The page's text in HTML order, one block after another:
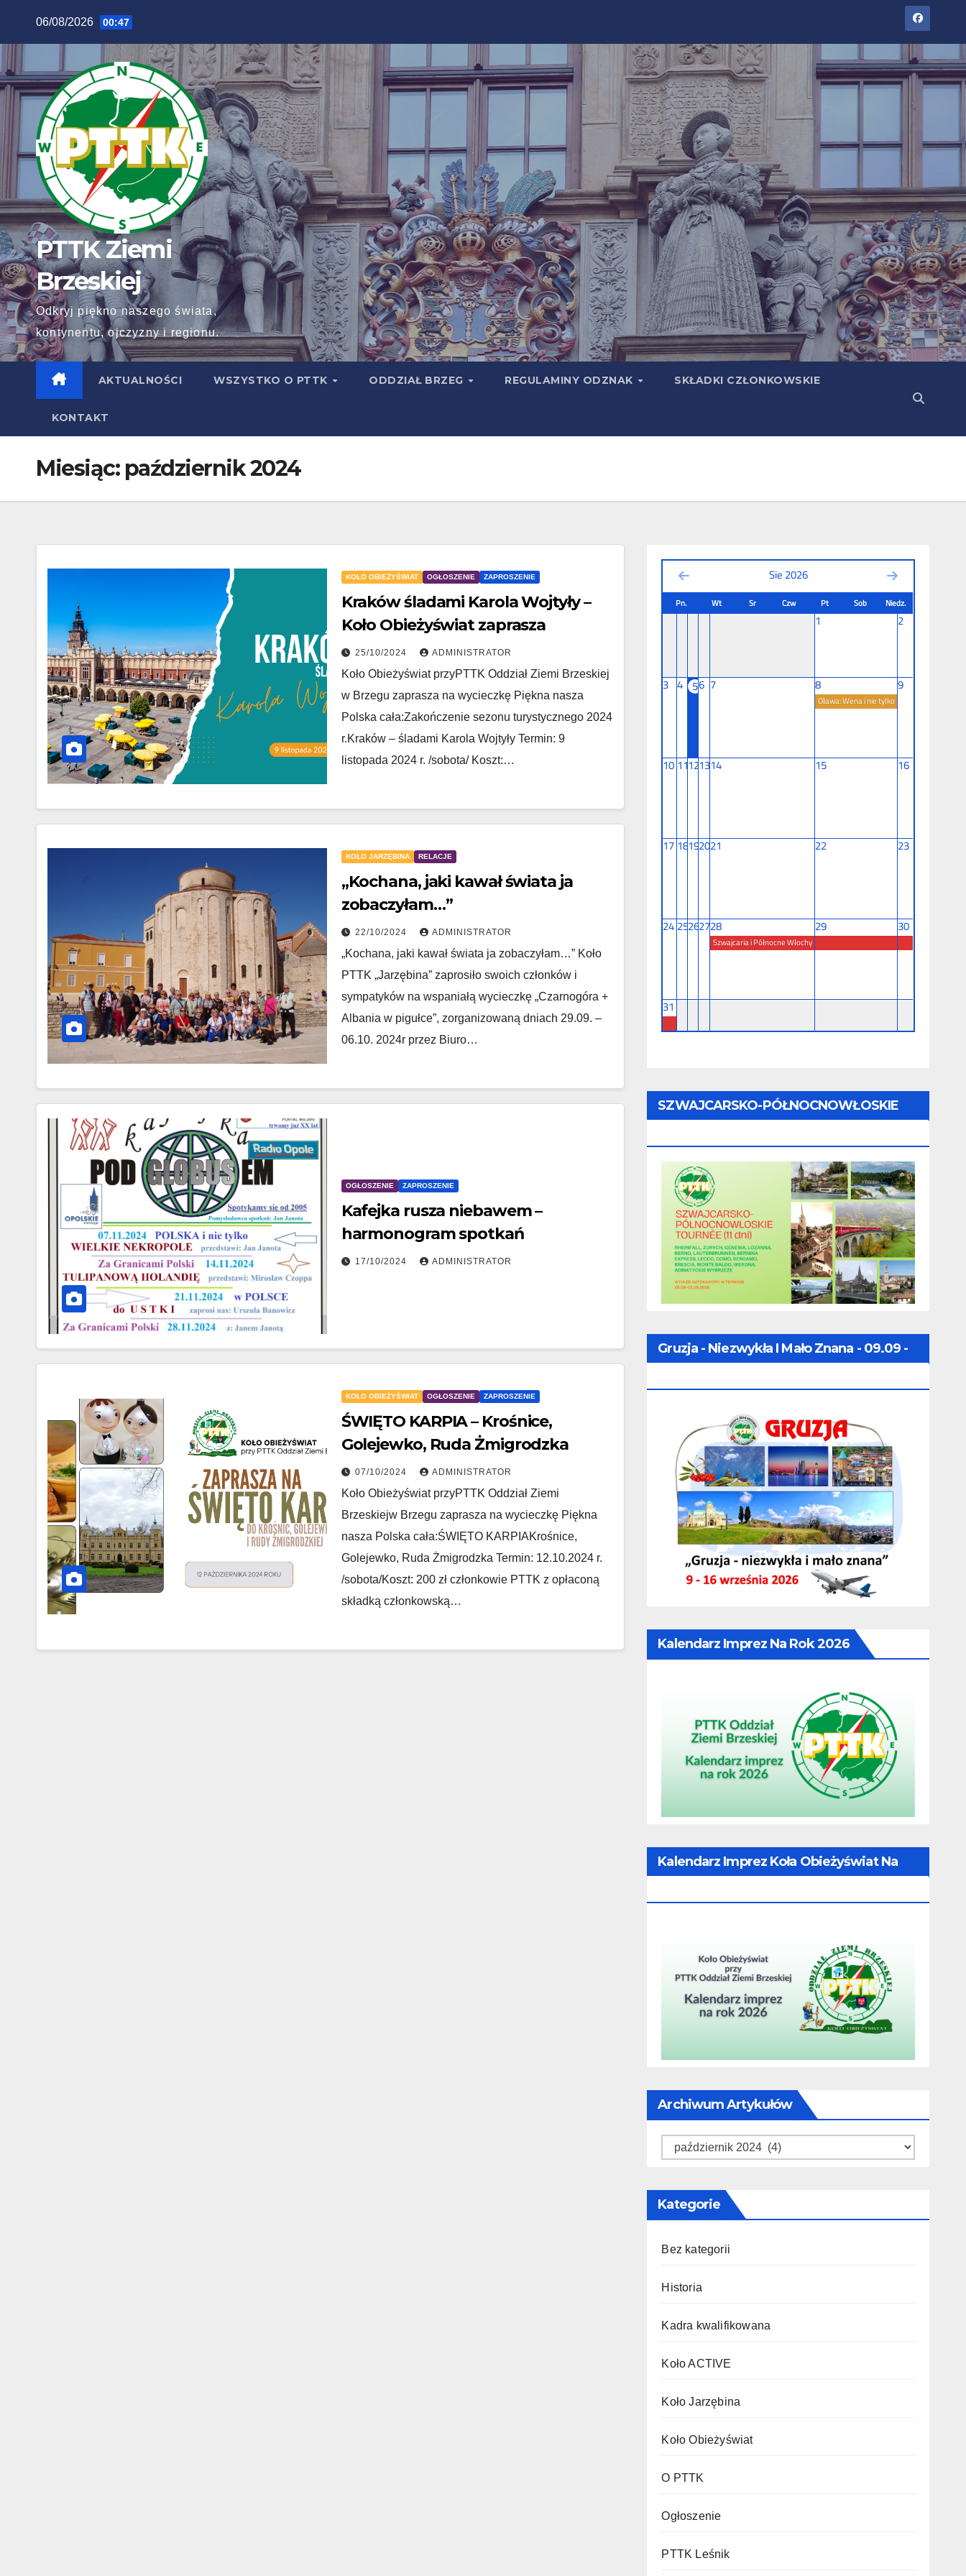
06/08/2026 00:47
PTTK Ziemi
Brzeskiej
Odkryj piękno naszego świata,
kontynentu, ojczyzny i regionu.
AKTUALNOŚCI WSZYSTKO O PTTK ODDZIAŁ BRZEG REGULAMINY ODZNAK SKŁADKI CZŁONKOWSKIE
KONTAKT
Miesiąc: październik 2024
KOŁO OBIEŻYŚWIAT OGŁOSZENIE ZAPROSZENIE
Kraków śladami Karola Wojtyły –
Koło Obieżyświat zaprasza
25/10/2024 ADMINISTRATOR
Koło Obieżyświat przyPTTK Oddział Ziemi Brzeskiej
w Brzegu zaprasza na wycieczkę Piękna nasza
Polska cała:Zakończenie sezonu turystycznego 2024
r.Kraków – śladami Karola Wojtyły Termin: 9
listopada 2024 r. /sobota/ Koszt:…
KOŁO JARZĘBINA RELACJE
„Kochana, jaki kawał świata ja
zobaczyłam…”
22/10/2024 ADMINISTRATOR
„Kochana, jaki kawał świata ja zobaczyłam…” Koło
PTTK „Jarzębina” zaprosiło swoich członków i
sympatyków na wspaniałą wycieczkę „Czarnogóra +
Albania w pigułce”, zorganizowaną dniach 29.09. –
06.10. 2024r przez Biuro…
OGŁOSZENIE ZAPROSZENIE
Kafejka rusza niebawem –
harmonogram spotkań
17/10/2024 ADMINISTRATOR
KOŁO OBIEŻYŚWIAT OGŁOSZENIE ZAPROSZENIE
ŚWIĘTO KARPIA – Krośnice,
Golejewko, Ruda Żmigrodzka
07/10/2024 ADMINISTRATOR
Koło Obieżyświat przyPTTK Oddział Ziemi
Brzeskiejw Brzegu zaprasza na wycieczkę Piękna
nasza Polska cała:ŚWIĘTO KARPIAKrośnice,
Golejewko, Ruda Żmigrodzka Termin: 12.10.2024 r.
/sobota/Koszt: 200 zł członkowie PTTK z opłaconą
składką członkowską…
Sie 2026
Pn. Wt Sr Czw Pt Sob Niedz.
1 2
3 4 56 7 8
Oława: Wena i nie tylko
9
1011121314 15 16
1718192021 22 23
2425262728
Szwajcaria i Północne Włochy
29 30
31
SZWAJCARSKO-PÓŁNOCNOWŁOSKIE
Gruzja - Niezwykła I Mało Znana - 09.09 -
Kalendarz Imprez Na Rok 2026
Kalendarz Imprez Koła Obieżyświat Na
Archiwum Artykułów
Archiwum
Kategorie
Bez kategorii
Historia
Kadra kwalifikowana
Koło ACTIVE
Koło Jarzębina
Koło Obieżyświat
O PTTK
Ogłoszenie
PTTK Leśnik